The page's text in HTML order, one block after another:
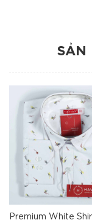
SẢN
Premium White